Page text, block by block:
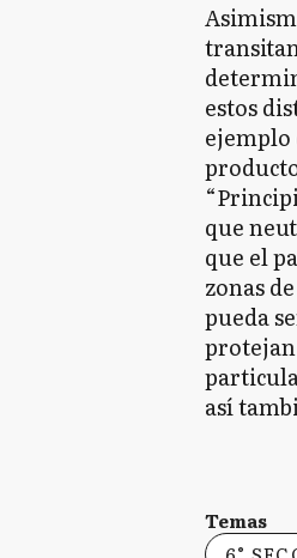
estos
ejemplo
que
que el
zonas
pueda
así
Temas